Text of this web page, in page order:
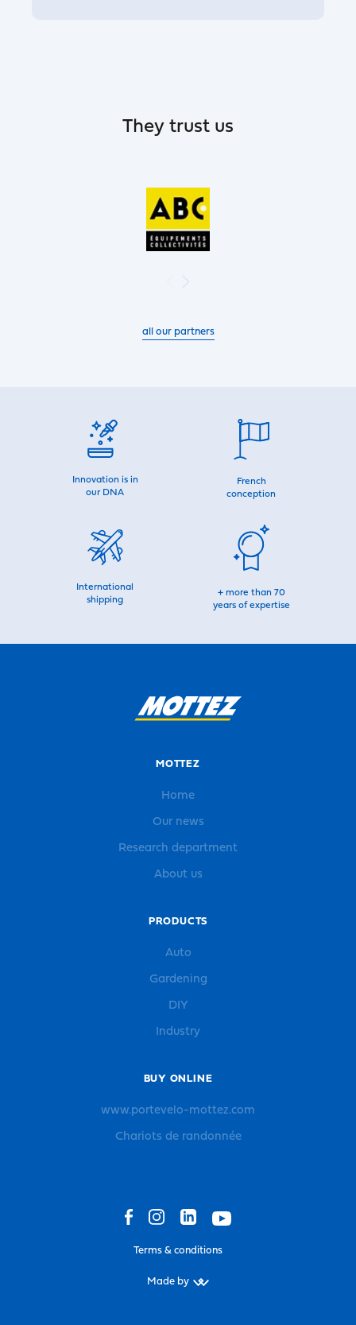
They trust us
all our partners
Innovation is in
our DNA
French
conception
International
shipping
+ more than 70
years of expertise
MOTTEZ
Home
Our news
Research department
About us
PRODUCTS
Auto
Gardening
DIY
Industry
BUY ONLINE
www.portevelo-mottez.com
Chariots de randonnée
Terms & conditions
Made by